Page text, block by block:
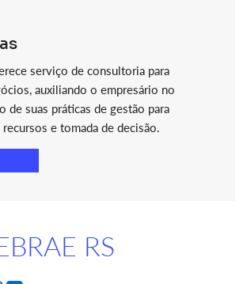
serviço de consultoria para
auxiliando o empresário no
de suas práticas de gestão para
e tomada de decisão.
RS